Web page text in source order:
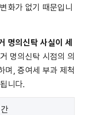
화가 없기 때문입니
명의신탁 사실이 세
명의신탁 시점의 의
며, 증여세 부과 제척
니다.